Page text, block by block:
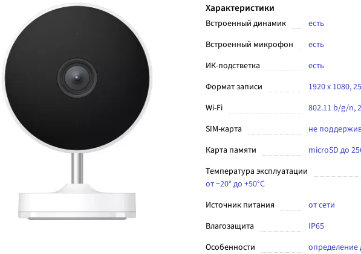
Характеристики
Встроенный динамик
есть
Встроенный микрофон
есть
ИК-подстветка
есть
Формат записи
1920 x 1080,
Wi-Fi
802.11 b/g/n,
SIM-карта
не
Карта памяти
microSD до
Температура эксплуатации
от −20° до +50°С
Источник питания
от сети
Влагозащита
IP65
Особенности
определение